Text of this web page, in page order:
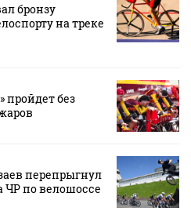
бронзу
на треке
пройдет без
перепрыгнул
ЧР по велошоссе